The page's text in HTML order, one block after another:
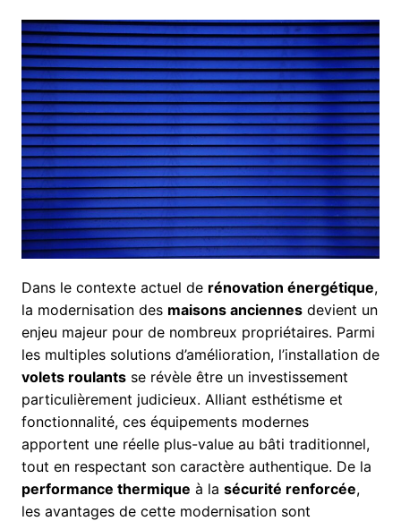
Dans le contexte actuel de rénovation énergétique,
la modernisation des maisons anciennesdevient un
enjeu majeur pour de nombreux propriétaires. Parmi
les multiples solutions d’amélioration, l’installation de
volets roulantsse révèle être un investissement
particulièrement judicieux. Alliant esthétisme et
fonctionnalité, ces équipements modernes
apportent une réelle plus-value au bâti traditionnel,
tout en respectant son caractère authentique. De la
performance thermique à la sécurité renforcée,
les avantages de cette modernisation sont